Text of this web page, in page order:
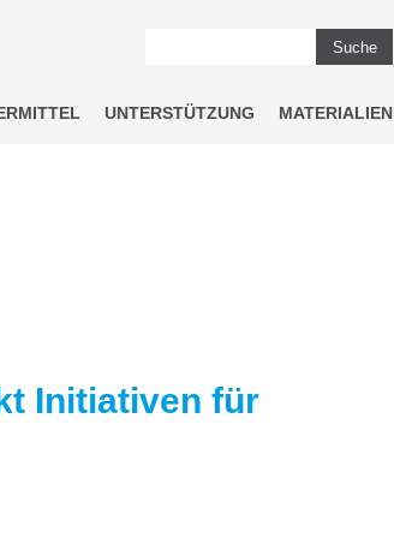
Suche
UNTERSTÜTZUNG MATERIALIEN
Initiativen für